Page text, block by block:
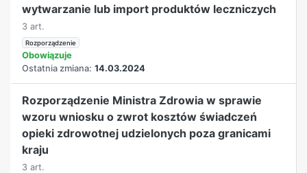
wytwarzanie lub import produktów leczniczych
3 art.
Rozporządzenie
Obowiązuje
Ostatnia zmiana: 14.03.2024
Rozporządzenie Ministra Zdrowia w sprawie
wzoru wniosku o zwrot kosztów świadczeń
opieki zdrowotnej udzielonych poza granicami
kraju
3 art.